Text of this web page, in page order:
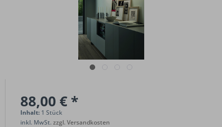
88,00 € *
Inhalt: 1 Stück
inkl. MwSt.zzgl. Versandkosten